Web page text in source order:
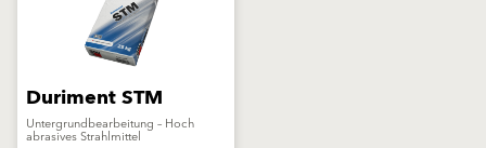
Duriment STM
Untergrundbearbeitung – Hoch
abrasives Strahlmittel